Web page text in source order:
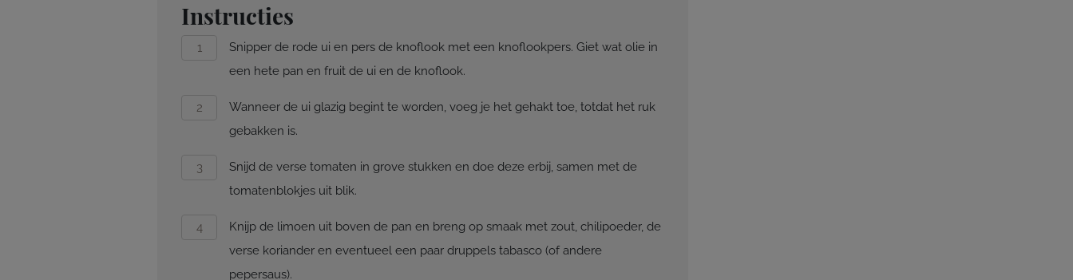
Instructies
Snipper de rode ui en pers de knoflook met een knoflookpers. Giet wat olie in
een hete pan en fruit de ui en de knoflook.
Wanneer de ui glazig begint te worden, voeg je het gehakt toe, totdat het ruk
gebakken is.
Snijd de verse tomaten in grove stukken en doe deze erbij, samen met de
tomatenblokjes uit blik.
Knijp de limoen uit boven de pan en breng op smaak met zout, chilipoeder, de
verse koriander en eventueel een paar druppels tabasco (of andere
pepersaus).